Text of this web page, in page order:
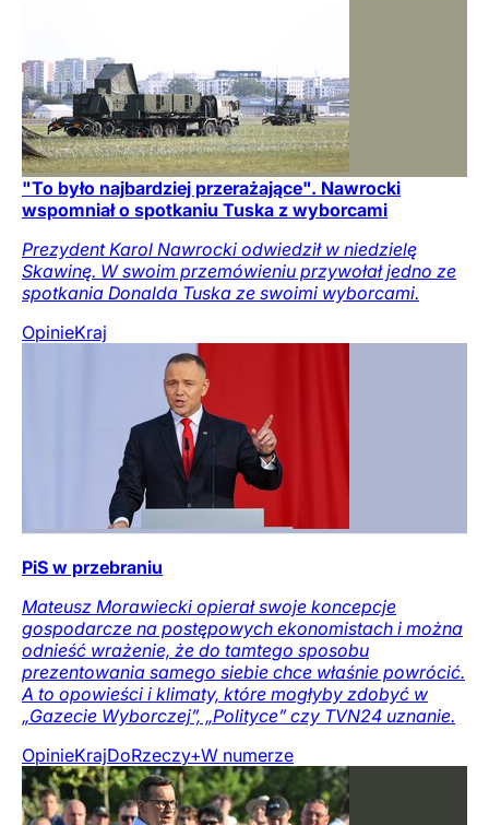
"To było najbardziej przerażające". Nawrocki
wspomniał o spotkaniu Tuska z wyborcami
Prezydent Karol Nawrocki odwiedził w niedzielę
Skawinę. W swoim przemówieniu przywołał jedno ze
spotkania Donalda Tuska ze swoimi wyborcami.
OpinieKraj
PiS w przebraniu
Mateusz Morawiecki opierał swoje koncepcje
gospodarcze na postępowych ekonomistach i można
odnieść wrażenie, że do tamtego sposobu
prezentowania samego siebie chce właśnie powrócić.
A to opowieści i klimaty, które mogłyby zdobyć w
„Gazecie Wyborczej”, „Polityce” czy TVN24 uznanie.
OpinieKrajDoRzeczy+W numerze